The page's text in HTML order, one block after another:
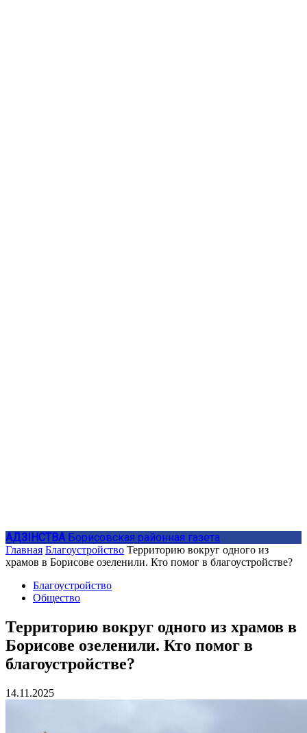
АДЗIНСТВА Борисовская районная газета
Главная Благоустройство Территорию вокруг одного из
храмов в Борисове озеленили. Кто помог в благоустройстве?
Благоустройство
Общество
Территорию вокруг одного из храмов в
Борисове озеленили. Кто помог в
благоустройстве?
14.11.2025